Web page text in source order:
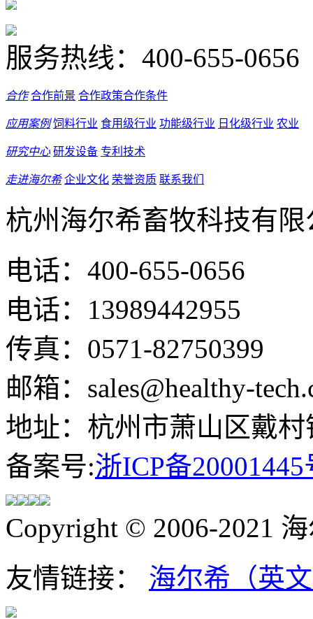
服务热线： 400-655-0656
合作 合作前景 合作政策合作条件
应用案例 饲料行业 食用级行业 功能级行业 日化级行业 农业
研究中心 研发设备 专利技术
走进海尔希 企业文化 荣誉资质 联系我们
杭州海尔希畜牧科技有限
电话：400-655-0656
电话：13989442955
传真：0571-82750399
邮箱：sales@healthy-
地址：杭州市萧山区戴
备案号:浙ICP备20001445
Copyright © 2006-2021
友情链接： 海尔希（英